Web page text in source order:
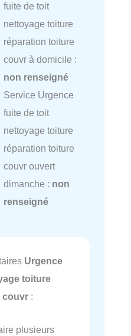
fuite de toit
nettoyage toiture
réparation toiture
couvr à domicile :
non renseigné
Service Urgence
fuite de toit
nettoyage toiture
réparation toiture
couvr ouvert
dimanche : non
renseigné
Urgence
toiture
couvr :
plusieurs